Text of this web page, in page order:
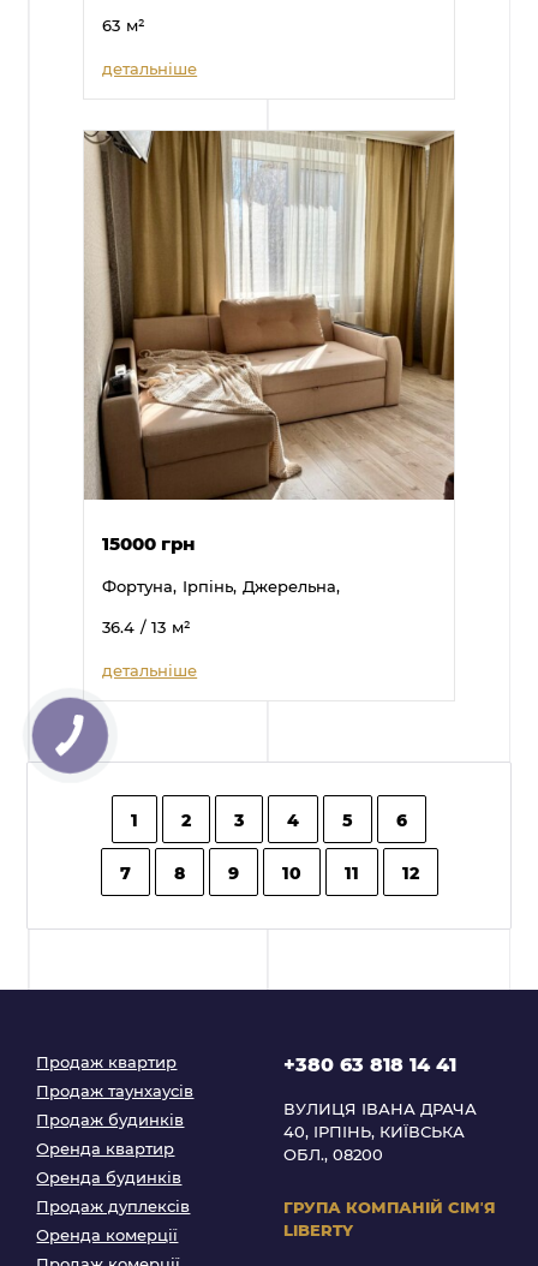
63 м²
детальніше
15000 грн
Фортуна, Ірпінь, Джерельна,
36.4 / 13 м²
детальніше
1 2 3 4 5 6
7 8 9 10 11 12
Продаж квартир
Продаж таунхаусів
Продаж будинків
Оренда квартир
Оренда будинків
Продаж дуплексів
Оренда комерції
+380 63 818 14 41
ВУЛИЦЯ ІВАНА ДРАЧА
40, ІРПІНЬ, КИЇВСЬКА
ОБЛ., 08200
ГРУПА КОМПАНІЙ СІМʼЯ
LIBERTY